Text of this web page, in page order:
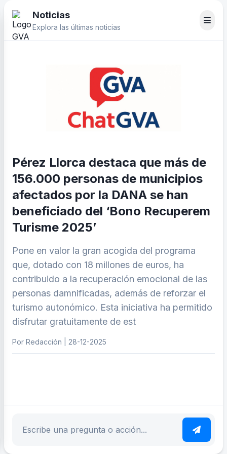
Noticias
Explora las últimas noticias
Pérez Llorca destaca que más de
156.000 personas de municipios
afectados por la DANA se han
beneficiado del ‘Bono Recuperem
Turisme 2025’
Pone en valor la gran acogida del programa
que, dotado con 18 millones de euros, ha
contribuido a la recuperación emocional de las
personas damnificadas, además de reforzar el
turismo autonómico. Esta iniciativa ha permitido
disfrutar gratuitamente de est
Por Redacción | 28-12-2025
Escribe tu pregunta